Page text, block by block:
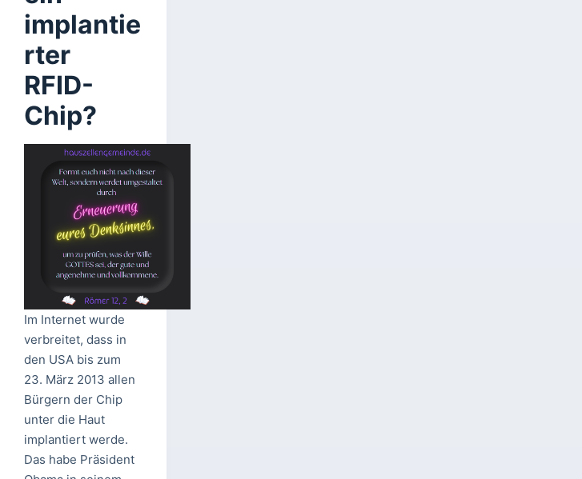
implantie
rter
RFID-
Chip?
Im Internet wurde
verbreitet, dass in
den USA bis zum
23. März 2013 allen
Bürgern der Chip
unter die Haut
implantiert werde.
Das habe Präsident